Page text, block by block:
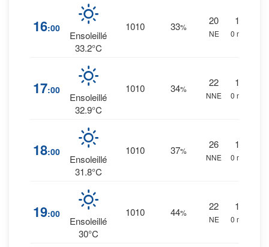
16:00
Ensoleillé
33.2°C
1010 33%
20
NE
1
0 mm.
17:00
Ensoleillé
32.9°C
1010 34%
22
NNE
1
0 mm.
18:00
Ensoleillé
31.8°C
1010 37%
26
NNE
1
0 mm.
19:00
Ensoleillé
30°C
1010 44%
22
NE
1
0 mm.